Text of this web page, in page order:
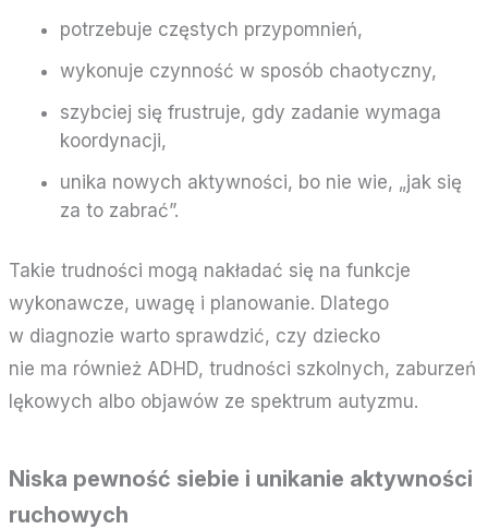
potrzebuje częstych przypomnień,
wykonuje czynność w sposób chaotyczny,
szybciej się frustruje, gdy zadanie wymaga
koordynacji,
unika nowych aktywności, bo nie wie, „jak się
za to zabrać”.
Takie trudności mogą nakładać się na funkcje
wykonawcze, uwagę i planowanie. Dlatego
w diagnozie warto sprawdzić, czy dziecko
nie ma również ADHD, trudności szkolnych, zaburzeń
lękowych albo objawów ze spektrum autyzmu.
Niska pewność siebie i unikanie aktywności
ruchowych